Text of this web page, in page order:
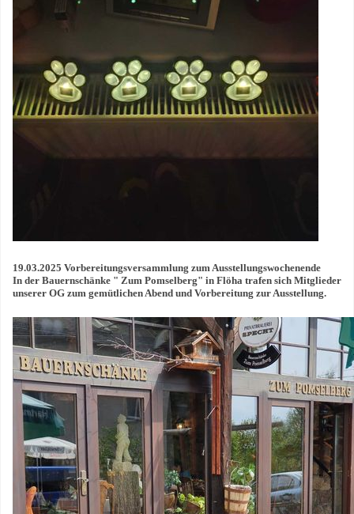
19.03.2025 Vorbereitungsversammlung zum Ausstellungswochenende
In der Bauernschänke " Zum Pomselberg" in Flöha trafen sich Mitglieder
unserer OG zum gemütlichen Abend und Vorbereitung zur Ausstellung.